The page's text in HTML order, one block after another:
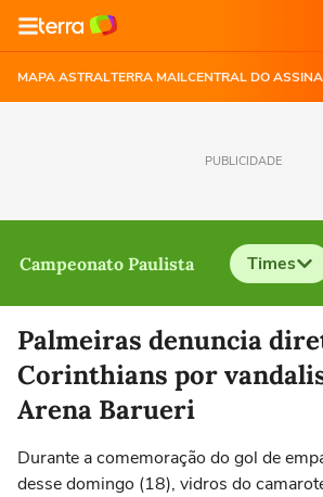
MAPA ASTRALTERRA MAILCENTRAL DO
PUBLICIDADE
Campeonato Paulista Times
Selecione o time para ver as notícias
Palmeiras denuncia
Corinthians por
Arena Barueri
Durante a comemoração do gol de
desse domingo (18), vidros do